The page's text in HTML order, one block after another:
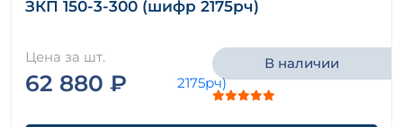
ЗКП 150-3-300 (шифр 2175рч)
Цена за шт.
62 880 ₽
В наличии